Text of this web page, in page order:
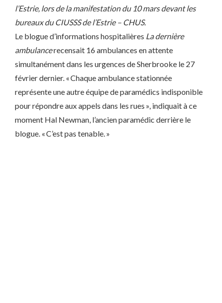
l’Estrie, lors de la manifestation du 10 mars devant les
bureaux du CIUSSS de l’Estrie – CHUS.
Le blogue d’informations hospitalières La dernière
ambulancerecensait 16 ambulances en attente
simultanément dans les urgences de Sherbrooke le 27
février dernier. « Chaque ambulance stationnée
représente une autre équipe de paramédics indisponible
pour répondre aux appels dans les rues », indiquait à ce
moment Hal Newman, l’ancien paramédic derrière le
blogue. « C’est pas tenable. »